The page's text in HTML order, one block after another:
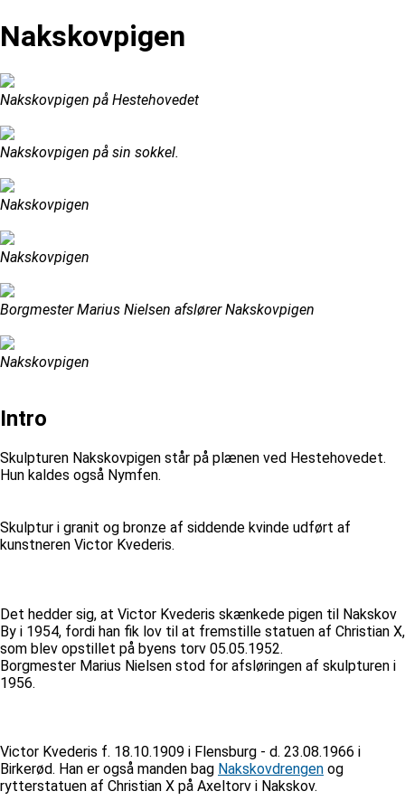
Nakskovpigen
Nakskovpigen på Hestehovedet
Nakskovpigen på sin sokkel.
Nakskovpigen
Nakskovpigen
Borgmester Marius Nielsen afslører Nakskovpigen
Nakskovpigen
Intro
Skulpturen Nakskovpigen står på plænen ved Hestehovedet.
Hun kaldes også Nymfen.
Skulptur i granit og bronze af siddende kvinde udført af
kunstneren Victor Kvederis.
Det hedder sig, at Victor Kvederis skænkede pigen til Nakskov
By i 1954, fordi han fik lov til at fremstille statuen af Christian X,
som blev opstillet på byens torv 05.05.1952.
Borgmester Marius Nielsen stod for afsløringen af skulpturen i
1956.
Victor Kvederis f. 18.10.1909 i Flensburg - d. 23.08.1966 i
Birkerød. Han er også manden bag Nakskovdrengen og
rytterstatuen af Christian X på Axeltorv i Nakskov.